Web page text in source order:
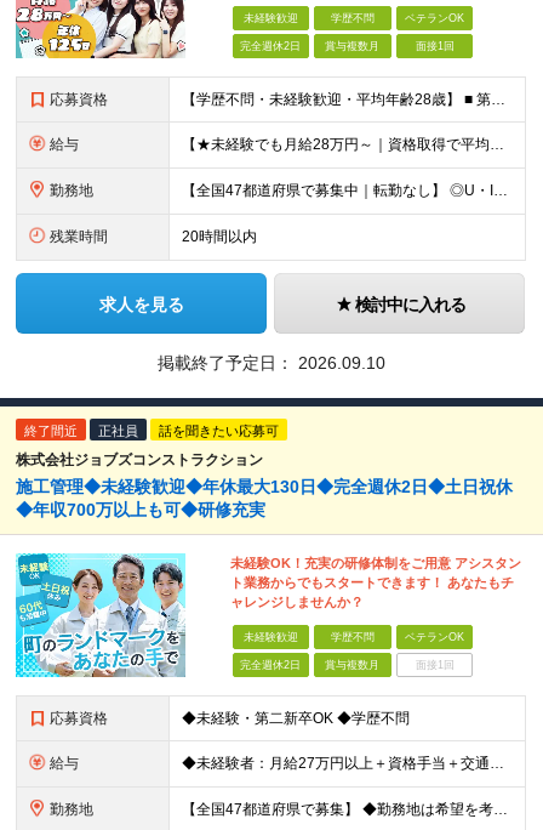
未経験歓迎 学歴不問 ベテランOK
完全週休2日 賞与複数月 面接1回
応募資格 【学歴不問・未経験歓迎・平均年齢28歳】 ■ 第二新卒歓迎 ■ フリーター・社会人未経験OK ＼「アイアールで人生ワンチャンつかんでほしい！」／ …こんな社長の想いから 経験よりも人柄を重視した採用
給与 【★未経験でも月給28万円～｜資格取得で平均年収636万円★】 ■ 月給28万円～80万円+賞与年2回＋各種手当 ※月給には、固定残業代（20時間分：3万8000円～／月）を含む ※20時間を超過
勤務地 【全国47都道府県で募集中｜転勤なし】 ◎U・Iターン歓迎！家具家電付き＆家賃ナシの社員寮を完備 ◎東京支店は2025年7月に移転したばかりの綺麗なオフィス 東京・横浜・大阪・名古屋・福岡など 全国
残業時間 20時間以内
求人を見る 検討中に入れる
掲載終了予定日： 2026.09.10
終了間近 正社員 話を聞きたい応募可
株式会社ジョブズコンストラクション
施工管理◆未経験歓迎◆年休最大130日◆完全週休2日◆土日祝休
◆年収700万以上も可◆研修充実
未経験OK！充実の研修体制をご用意 アシスタン
ト業務からでもスタートできます！ あなたもチ
ャレンジしませんか？
未経験歓迎 学歴不問 ベテランOK
完全週休2日 賞与複数月 面接1回
応募資格 ◆未経験・第二新卒OK ◆学歴不問
給与 ◆未経験者：月給27万円以上＋資格手当＋交通費全額支給＋時間外手当＋休日出勤手当 等 ◆経験者：月給32万円以上＋資格手当＋交通費全額支給＋時間外手当＋休日出勤手当 等 ◎あなたの給与は、これま
勤務地 【全国47都道府県で募集】 ◆勤務地は希望を考慮 ◆転勤なし ◆U・I・Jターン歓迎！ ◆基本直行直帰 ＼積極採用中／ 東北：宮城県、福島県 関東：東京都、神奈川県、埼玉県、千葉県 東海：愛知県、三